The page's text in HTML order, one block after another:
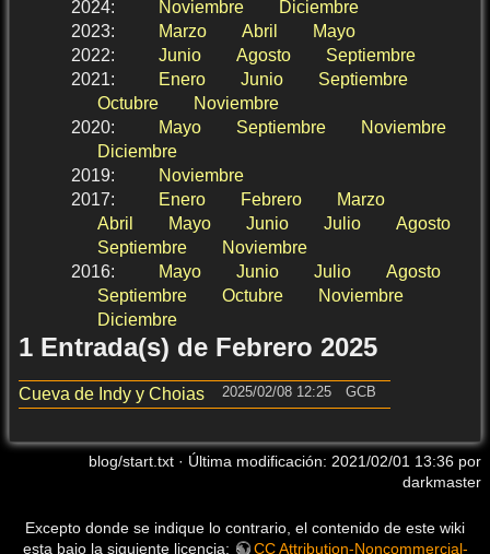
2024: Noviembre
Diciembre
2023: Marzo Abril
Mayo
2022: Junio Agosto
Septiembre
2021: Enero Junio
Septiembre
Octubre
Noviembre
2020: Mayo Septiembre
Noviembre
Diciembre
2019:
Noviembre
2017: Enero Febrero
Marzo
Abril
Mayo Junio Julio
Agosto
Septiembre
Noviembre
2016: Mayo Junio Julio
Agosto
Septiembre
Octubre
Noviembre
Diciembre
1 Entrada(s) de Febrero 2025
Cueva de Indy y Choias 2025/02/08 12:25 GCB
blog/start.txt · Última modificación: 2021/02/01 13:36 por
darkmaster
Excepto donde se indique lo contrario, el contenido de este wiki
esta bajo la siguiente licencia:
CC Attribution-Noncommercial-